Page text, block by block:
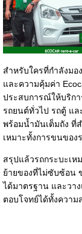
สำหรับใครที่กำลังมอ
และความคุ้มค่า
ประสบการณ์ให้บริกา
รถยนต์ทั่วไป รถตู้ แล
พร้อมน้ำมันเต็มถัง ที่
เหมาะทั้งการขนของ
สรุปแล้วรถกระบะเห
ย้ายของที่ไม่ซับซ้อน
ได้มาตรฐาน และวา
ตอบโจทย์ได้ทั้งความ